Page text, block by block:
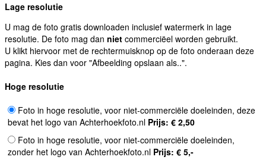
Lage resolutie
U mag de foto gratis downloaden inclusief watermerk in lage
resolutie. De foto mag dan niet commerciëel worden gebruikt.
U klikt hiervoor met de rechtermuisknop op de foto onderaan deze
pagina. Kies dan voor "Afbeelding opslaan als..".
Hoge resolutie
Foto in hoge resolutie, voor niet-commerciële doeleinden, deze
bevat het logo van Achterhoekfoto.nl Prijs: € 2,50
Foto in hoge resolutie, voor niet-commerciële doeleinden,
zonder het logo van Achterhoekfoto.nl Prijs: € 5,-